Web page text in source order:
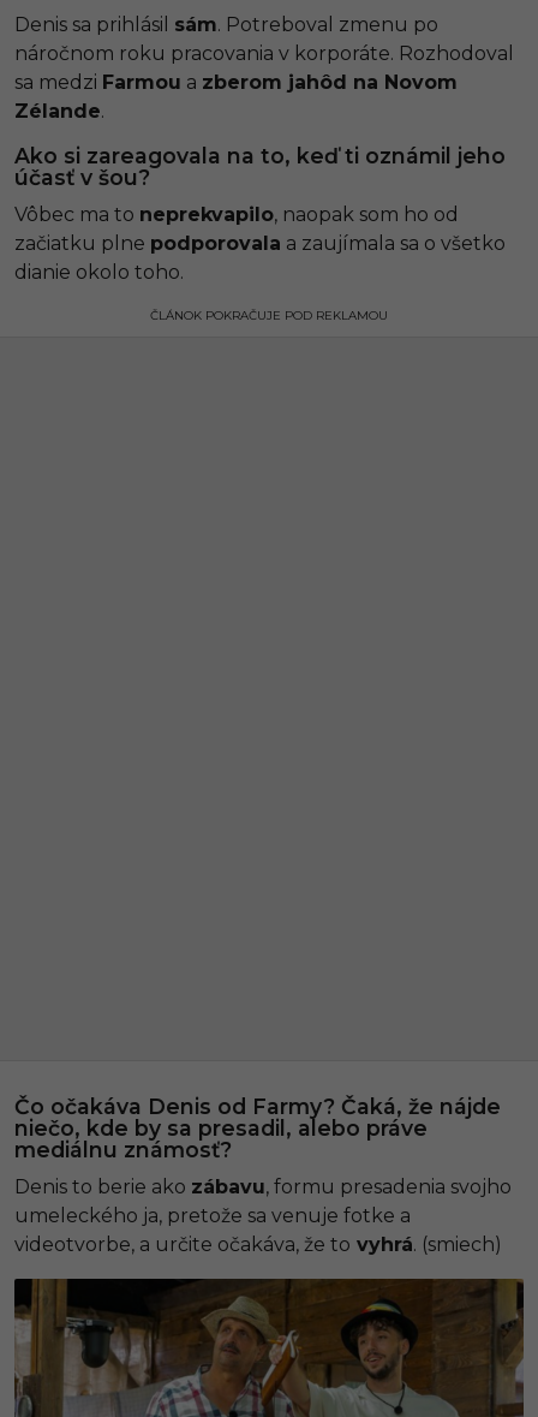
Denis sa prihlásil sám. Potreboval zmenu po
náročnom roku pracovania v korporáte. Rozhodoval
sa medzi Farmou a zberom jahôd na Novom
Zélande.
Ako si zareagovala na to, keď ti oznámil jeho
účasť v šou?
Vôbec ma to neprekvapilo, naopak som ho od
začiatku plne podporovala a zaujímala sa o všetko
dianie okolo toho.
ČLÁNOK POKRAČUJE POD REKLAMOU
Čo očakáva Denis od Farmy? Čaká, že nájde
niečo, kde by sa presadil, alebo práve
mediálnu známosť?
Denis to berie ako zábavu, formu presadenia svojho
umeleckého ja, pretože sa venuje fotke a
videotvorbe, a určite očakáva, že to vyhrá. (smiech)